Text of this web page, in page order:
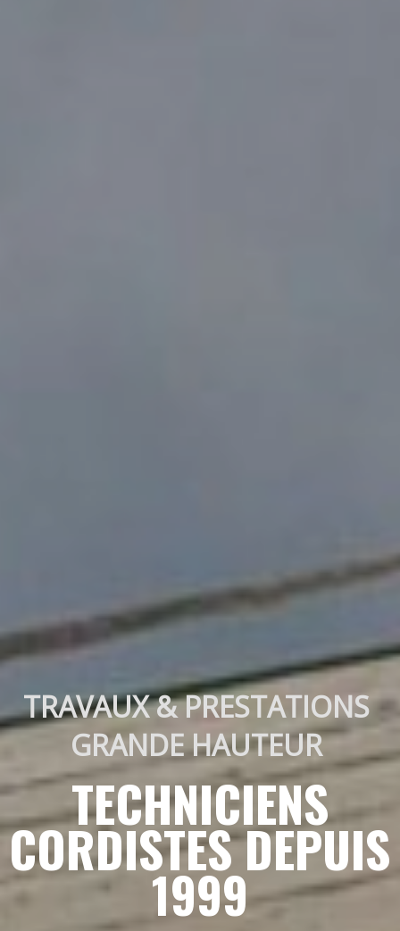
TRAVAUX & PRESTATIONS
GRANDE HAUTEUR
TECHNICIENS
CORDISTES DEPUIS
1999